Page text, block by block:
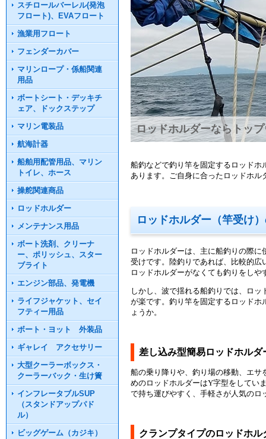
スチロールバーレル(発泡
フロート)、EVAフロート
漁業用フロート
フェンダーカバー
マリンロープ・係船関連
用品
ボートシート・デッキチ
ェア、ドックステップ
マリン電装品
航海計器
船舶用配管用品、マリン
トイレ、ホース
操舵関連商品
ロッドホルダー
メンテナンス用品
ボート洗剤、クリーナ
ー、ポリッシュ、スター
ブライト
エンジン部品、発電機
ライフジャケット、セイ
フティー用品
ボート・ヨット 外装品
ギャレイ アクセサリー
大型クーラーボックス・
クーラーバック・生け簀
インフレータブルSUP
（スタンドアップパド
ル）
ビッグゲーム（カジキ）
ロッドホルダーならトッ
船釣などで釣り竿を固定するロッド
あります。ご自身に合ったロッドホ
ロッドホルダー（竿受け
ロッドホルダーは、主に船釣りの際
受けです。陸釣りであれば、比較的
ロッドホルダーがなくても釣りをしや
しかし、波で揺れる船釣りでは、ロ
が楽です。釣り竿を固定するロッド
ょうか。
差し込み型簡易ロッドホルダ
船の乗り降りや、釣り場の移動、エ
めのロッドホルダーはY字型をしてい
で持ち運びやすく、手軽さが人気のロ
クランプタイプのロッドホル